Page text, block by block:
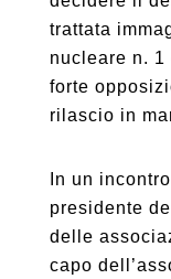
trattata
nucleare n.
forte
rilascio in
In un
presidente
delle
capo